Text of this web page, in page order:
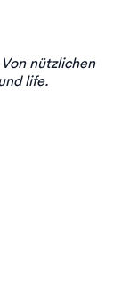
nützlichen
life.